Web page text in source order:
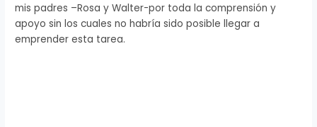
mis padres –Rosa y Walter-por toda la comprensión y
apoyo sin los cuales no habría sido posible llegar a
emprender esta tarea.